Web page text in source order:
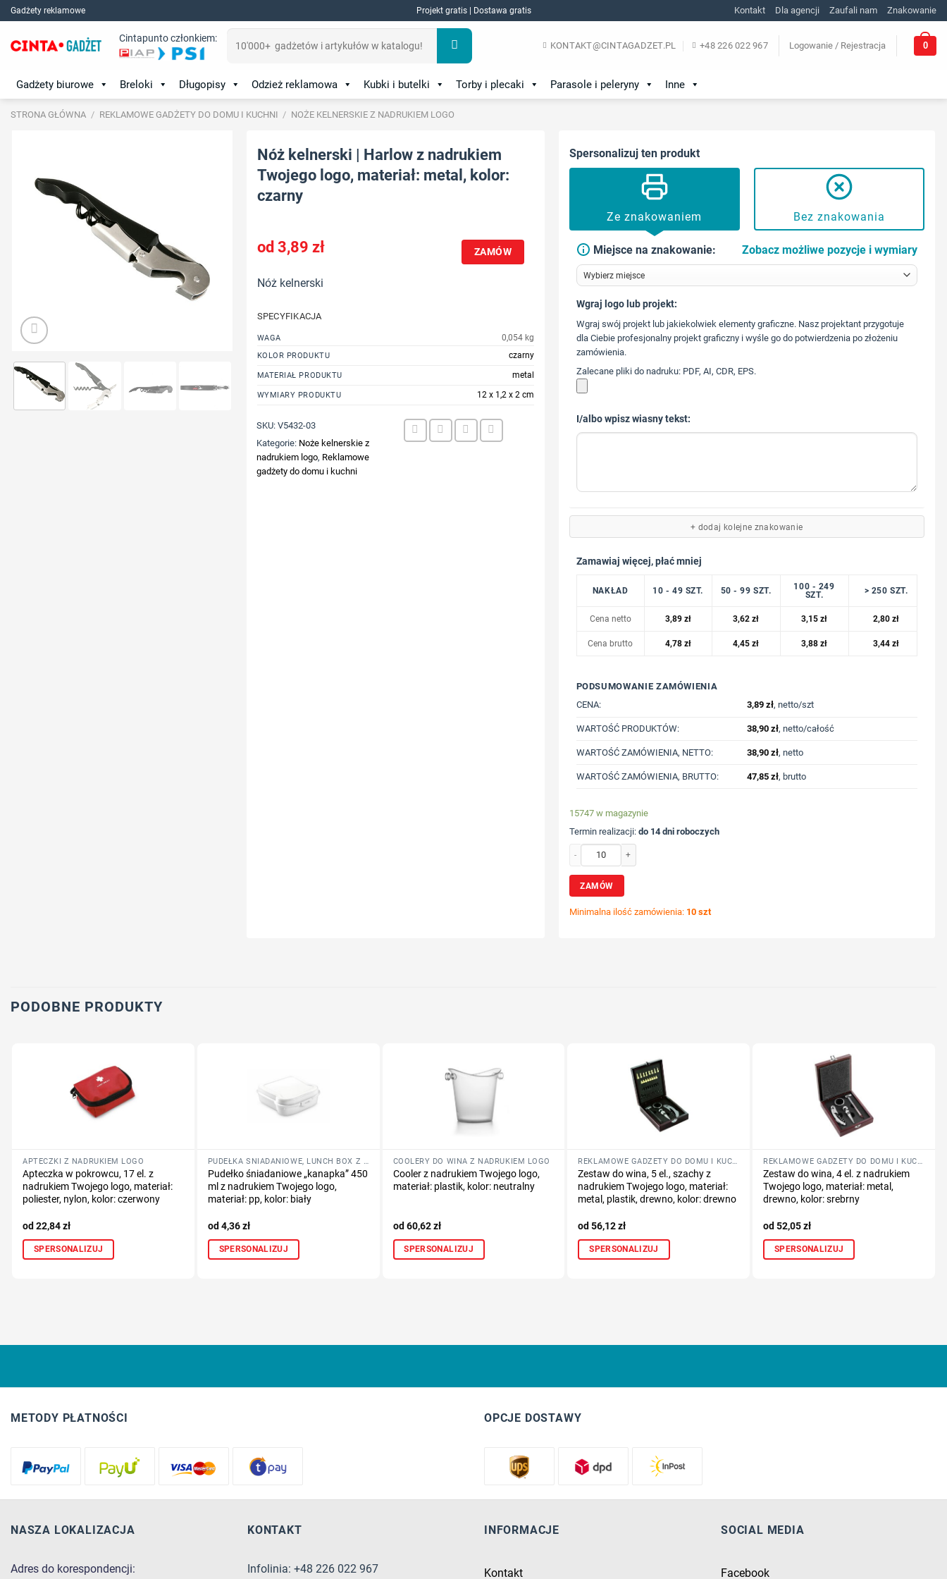
Skip
to
content
Gadżety reklamowe Projekt gratis | Dostawa gratis Kontakt Dla agencji Zaufali nam Znakowanie
Cintapunto członkiem:
KONTAKT@CINTAGADZET.PL +48 226 022 967 Logowanie / Rejestracja 0
Gadżety biurowe Breloki Długopisy Odzież reklamowa Kubki i butelki Torby i plecaki Parasole i peleryny Inne
STRONA GŁÓWNA / REKLAMOWE GADŻETY DO DOMU I KUCHNI / NOŻE KELNERSKIE Z NADRUKIEM LOGO
Nóż kelnerski | Harlow z nadrukiem
Twojego logo, materiał: metal, kolor:
czarny
3,89 zł ZAMÓW
Nóż kelnerski
SPECYFIKACJA
WAGA 0,054 kg
KOLOR PRODUKTU czarny
MATERIAŁ PRODUKTU metal
WYMIARY PRODUKTU 12 x 1,2 x 2 cm
SKU:V5432-03
Kategorie: Noże kelnerskie z
nadrukiem logo, Reklamowe
gadżety do domu i kuchni
Spersonalizuj ten produkt
Ze znakowaniem Bez znakowania
Miejsce na znakowanie: Zobacz możliwe pozycje i wymiary
573 568 217
Wgraj logo lub projekt:
Wgraj swój projekt lub jakiekolwiek elementy graficzne. Nasz projektant przygotuje
dla Ciebie profesjonalny projekt graficzny i wyśle go do potwierdzenia po złożeniu
zamówienia.
Zalecane pliki do nadruku: PDF, AI, CDR, EPS.
I/albo wpisz wiasny tekst:
+ dodaj kolejne znakowanie
Zamawiaj więcej, płać mniej
NAKŁAD 10 - 49 SZT. 50 - 99 SZT.
100 - 249
SZT.
> 250 SZT.
Cena netto 3,89 zł 3,62zł 3,15zł 2,80zł
Cena brutto 4,78 zł 4,45zł 3,88zł 3,44zł
PODSUMOWANIE ZAMÓWIENIA
CENA:
3,89 zł, netto/szt
WARTOŚĆ PRODUKTÓW: 38,90 zł, netto/całość
WARTOŚĆ ZAMÓWIENIA, NETTO: 38,90 zł, netto
WARTOŚĆ ZAMÓWIENIA, BRUTTO: 47,85 zł, brutto
15747 w magazynie
Termin realizacji: do 14 dni roboczych
ilość Nóż kelnerski | Harlow z nadrukiem Twojego logo, materiał: metal, kolor: czarny
ZAMÓW
Minimalna ilość zamówienia: 10 szt
PODOBNE PRODUKTY
APTECZKI Z NADRUKIEM LOGO
Apteczka w pokrowcu, 17 el. z
nadrukiem Twojego logo, materiał:
poliester, nylon, kolor: czerwony
22,84zł
SPERSONALIZUJ
PUDEŁKA ŚNIADANIOWE, LUNCH BOX Z NADRUKIEM LOGO
Pudełko śniadaniowe „kanapka” 450
ml z nadrukiem Twojego logo,
materiał: pp, kolor: biały
4,36zł
SPERSONALIZUJ
COOLERY DO WINA Z NADRUKIEM LOGO
Cooler z nadrukiem Twojego logo,
materiał: plastik, kolor: neutralny
60,62zł
SPERSONALIZUJ
REKLAMOWE GADŻETY DO DOMU I KUCHNI
Zestaw do wina, 5 el., szachy z
nadrukiem Twojego logo, materiał:
metal, plastik, drewno, kolor: drewno
56,12zł
SPERSONALIZUJ
REKLAMOWE GADŻETY DO DOMU I KUCHNI
Zestaw do wina, 4 el. z nadrukiem
Twojego logo, materiał: metal,
drewno, kolor: srebrny
52,05zł
SPERSONALIZUJ
METODY PŁATNOŚCI OPCJE DOSTAWY
NASZA LOKALIZACJA
Adres do korespondencji:
KONTAKT
Infolinia: +48 226 022 967
INFORMACJE
Kontakt
SOCIAL MEDIA
Facebook